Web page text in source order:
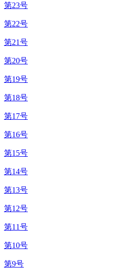
第23号
第22号
第21号
第20号
第19号
第18号
第17号
第16号
第15号
第14号
第13号
第12号
第11号
第10号
第9号